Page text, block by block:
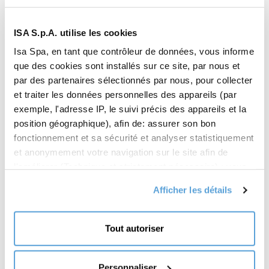
ISA S.p.A. utilise les cookies
Isa Spa, en tant que contrôleur de données, vous informe
que des cookies sont installés sur ce site, par nous et
par des partenaires sélectionnés par nous, pour collecter
et traiter les données personnelles des appareils (par
exemple, l'adresse IP, le suivi précis des appareils et la
position géographique), afin de: assurer son bon
fonctionnement et sa sécurité et analyser statistiquement
et anonymement votre navigation sur le site afin de
fonction de vos centres d'intérêt, des préférences que
vous avez exprimées et de votre localisation (Offres
commerciales personnalisées) ; partager des
hébergé sur les réseaux sociaux sur notre site (médias
Afficher les détails
Tout autoriser